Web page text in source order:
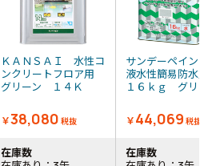
ＫＡＮＳＡＩ 水性コ
ンクリートフロア用
グリーン １４Ｋ
￥38,080 税抜
サンデーペイン
液水性簡易防水
１６ｋｇ グリ
￥44,069 税抜
在庫数
在庫数